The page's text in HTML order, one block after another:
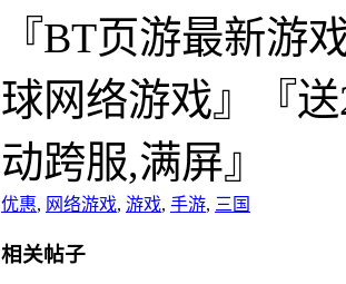
『BT页游最新游
球网络游戏』『
动跨服,满屏』
优惠, 网络游戏, 游戏, 手游, 三国
相关帖子